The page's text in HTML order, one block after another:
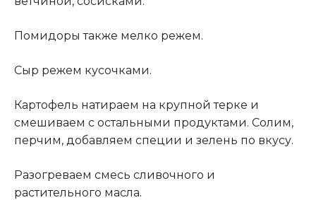
Помидоры также мелко режем.
Сыр режем кусочками.
Картофель натираем на крупной терке и
смешиваем с остальными продуктами. Солим,
перчим, добавляем специи и зелень по вкусу.
Разогреваем смесь сливочного и
растительного масла.